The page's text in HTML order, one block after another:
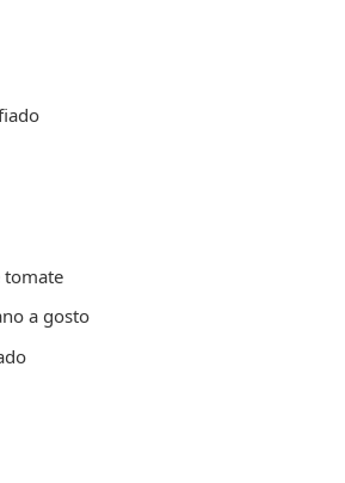
tomate
a gosto